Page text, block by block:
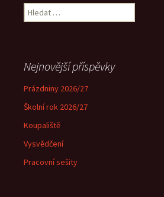
Vyhledávání
Nejnovější příspěvky
Prázdniny 2026/27
Školní rok 2026/27
Koupaliště
Vysvědčení
Pracovní sešity